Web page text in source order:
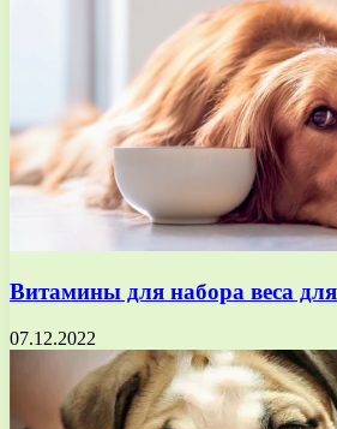
Витамины для набора веса
07.12.2022